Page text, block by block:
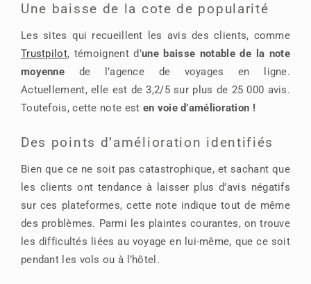
Une baisse de la cote de popularité
Les sites qui recueillent les avis des clients, comme
Trustpilot, témoignent d’une baisse notable de la note
moyenne de l’agence de voyages en ligne.
Actuellement, elle est de 3,2/5 sur plus de 25 000 avis.
Toutefois, cette note est en voie d’amélioration !
Des points d’amélioration identifiés
Bien que ce ne soit pas catastrophique, et sachant que
les clients ont tendance à laisser plus d’avis négatifs
sur ces plateformes, cette note indique tout de même
des problèmes. Parmi les plaintes courantes, on trouve
les difficultés liées au voyage en lui-même, que ce soit
pendant les vols ou à l’hôtel.